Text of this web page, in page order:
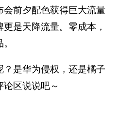
前夕配色获得巨大流量
是天降流量。零成本，
是华为侵权，还是橘子
区说说吧～